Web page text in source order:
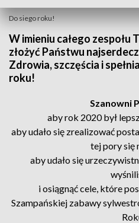
Do siego roku!
W imieniu całego zespołu
złożyć Państwu
Zdrowia, szczęścia i
roku!
Szanowni
aby rok 2020 był
aby udało się zrealizować
tej pory się
aby udało się
i osiągnąć cele, które
Szampańskiej zabawy